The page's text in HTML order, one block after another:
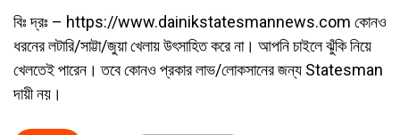
বিঃ দ্রঃ – https://www.dainikstatesmannews.com কোনও
ধরনের লটারি/সাট্টা/জুয়া খেলায় উৎসাহিত করে না। আপনি চাইলে ঝুঁকি নিয়ে
খেলতেই পারেন। তবে কোনও প্রকার লাভ/লোকসানের জন্য Statesman
দায়ী নয়।